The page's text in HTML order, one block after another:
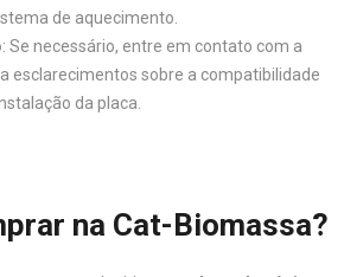
de aquecimento.
: Se necessário, entre em contato com a
esclarecimentos sobre a compatibilidade
da placa.
na Cat-Biomassa?